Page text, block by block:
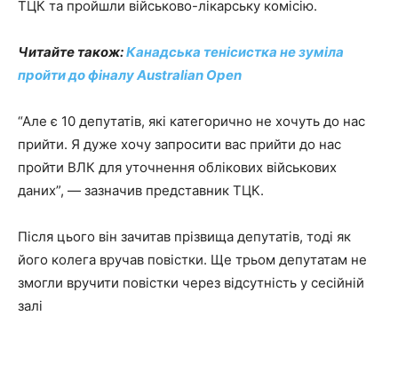
ТЦК та пройшли військово-лікарську комісію.
Читайте також:Канадська тенісистка не зуміла
пройти до фіналу Australian Open
“Але є 10 депутатів, які категорично не хочуть до нас
прийти. Я дуже хочу запросити вас прийти до нас
пройти ВЛК для уточнення облікових військових
даних”, — зазначив представник ТЦК.
Після цього він зачитав прізвища депутатів, тоді як
його колега вручав повістки. Ще трьом депутатам не
змогли вручити повістки через відсутність у сесійній
залі